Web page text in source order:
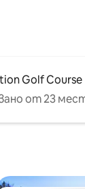
Golf Course
от 23